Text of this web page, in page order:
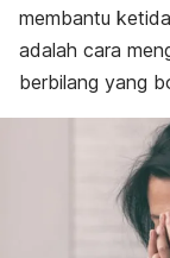
membantu
adalah cara
berbilang yang